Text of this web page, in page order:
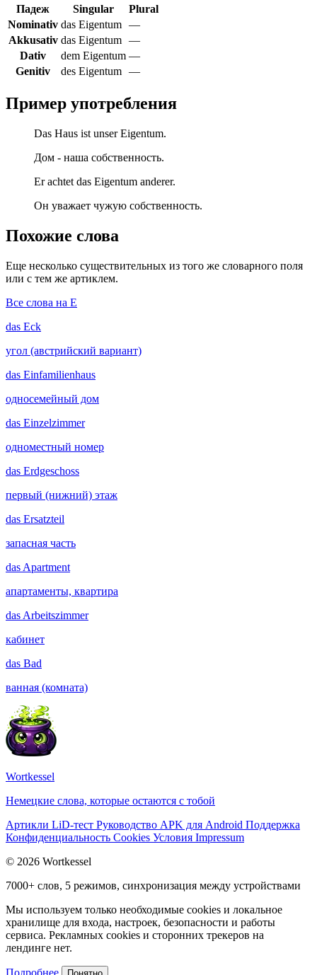
Падеж Singular
Plural
Nominativ das Eigentum —
Akkusativ das Eigentum —
Dativ
dem Eigentum —
Genitiv
des Eigentum —
Пример употребления
Das Haus ist unser Eigentum.
Дом - наша собственность.
Er achtet das Eigentum anderer.
Он уважает чужую собственность.
Похожие слова
Еще несколько существительных из того же словарного поля
или с тем же артиклем.
Все слова на E
das Eck
угол (австрийский вариант)
das Einfamilienhaus
односемейный дом
das Einzelzimmer
одноместный номер
das Erdgeschoss
первый (нижний) этаж
das Ersatzteil
запасная часть
das Apartment
апартаменты, квартира
das Arbeitszimmer
кабинет
das Bad
ванная (комната)
Wortkessel
Немецкие слова, которые остаются с тобой
Артикли LiD-тест Руководство APK для Android Поддержка
Конфиденциальность Cookies Условия Impressum
© 2026 Wortkessel
7000+ слов, 5 режимов, синхронизация между устройствами
Мы используем только необходимые cookies и локальное
хранилище для входа, настроек, безопасности и работы
сервиса. Рекламных cookies и сторонних трекеров на
лендинге нет.
Подробнее